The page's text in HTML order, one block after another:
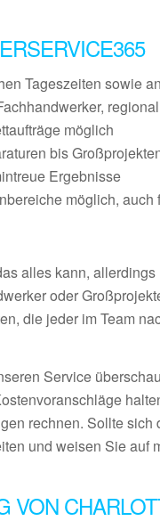
Tageszeiten sowie
möglich
bis
Ergebnisse
möglich,
alles kann,
oder
die jeder im Team
Service
rechnen. Sollte
und weisen Sie auf
VON